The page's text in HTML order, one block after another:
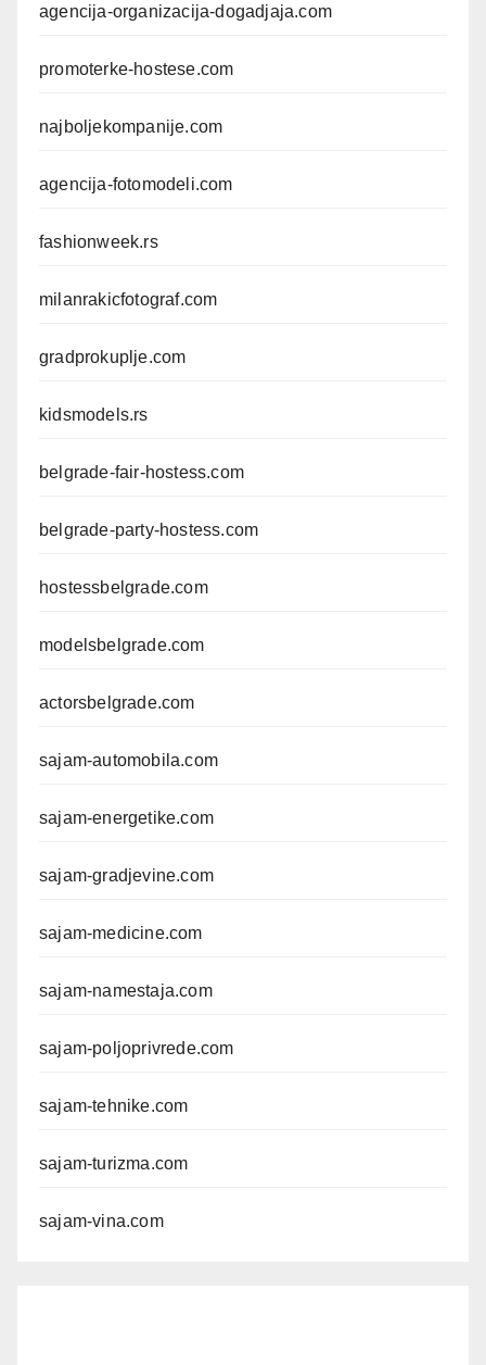
agencija-organizacija-dogadjaja.com
promoterke-hostese.com
najboljekompanije.com
agencija-fotomodeli.com
fashionweek.rs
milanrakicfotograf.com
gradprokuplje.com
kidsmodels.rs
belgrade-fair-hostess.com
belgrade-party-hostess.com
hostessbelgrade.com
modelsbelgrade.com
actorsbelgrade.com
sajam-automobila.com
sajam-energetike.com
sajam-gradjevine.com
sajam-medicine.com
sajam-namestaja.com
sajam-poljoprivrede.com
sajam-tehnike.com
sajam-turizma.com
sajam-vina.com